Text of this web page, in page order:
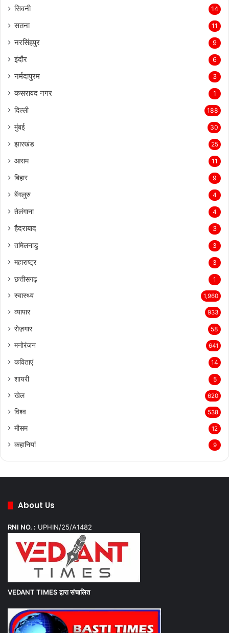
सिवनी 14
सतना 11
नरसिंहपुर 9
इंदौर 6
नर्मदापुरम 3
कसरावद नगर 1
दिल्ली 188
मुंबई 30
झारखंड 25
आसम 11
बिहार 9
बेंगलुरु 4
तेलंगाना 4
हैदराबाद 3
तमिलनाडु 3
महाराष्ट्र 3
छत्तीसगढ़ 1
स्वास्थ्य 1,960
व्यापार 933
रोज़गार 58
मनोरंजन 641
कविताएं 14
शायरी 5
खेल 620
विश्व 538
मौसम 12
कहानियां 9
About Us
RNI NO. : UPHIN/25/A1482
VEDANT TIMES द्वारा संचालित